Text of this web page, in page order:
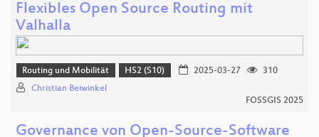
Flexibles Open Source Routing mit
Valhalla
Routing und Mobilität HS2 (S10) 2025-03-27
310
Christian Beiwinkel
FOSSGIS 2025
Governance von Open-Source-Software